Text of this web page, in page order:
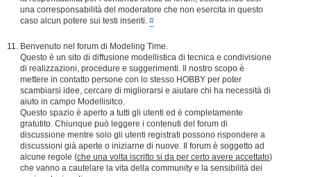
una corresponsabilità del moderatore che non esercita in questo
caso alcun potere sui testi inseriti. #
Benvenuto nel forum di Modeling Time.
Questo è un sito di diffusione modellistica di tecnica e condivisione
di realizzazioni, procedure e suggerimenti. Il nostro scopo è
mettere in contatto persone con lo stesso HOBBY per poter
scambiarsi idee, cercare di migliorarsi e aiutare chi ha necessità di
aiuto in campo Modellisitco.
Questo spazio è aperto a tutti gli utenti ed è completamente
gratutito. Chiunque può leggere i contenuti del forum di
discussione mentre solo gli utenti registrati possono rispondere a
discussioni già aperte o iniziarne di nuove. Il forum è soggetto ad
alcune regole (che una volta iscritto si da per certo avere accettato)
che vanno a cautelare la vita della community e la sensibilità dei